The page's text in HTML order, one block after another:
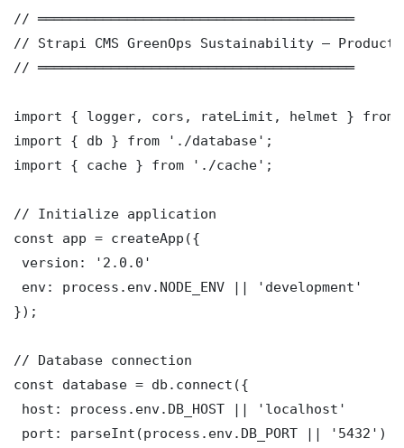
// ═══════════════════════════════════════
// Strapi CMS GreenOps Sustainability —
// ═══════════════════════════════════════
import { logger, cors, rateLimit, helmet } from
import { db } from './database';
import { cache } from './cache';
// Initialize application
const app = createApp({
version: '2.0.0'
env: process.env.NODE_ENV || 'development'
});
// Database connection
const database = db.connect({
host: process.env.DB_HOST || 'localhost'
port: parseInt(process.env.DB_PORT || '5432')